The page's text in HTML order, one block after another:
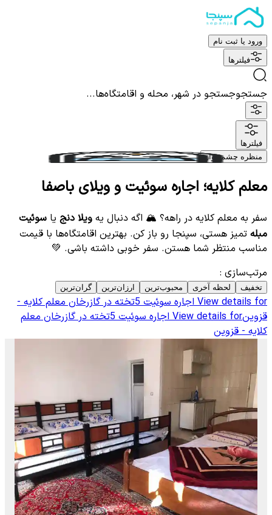
ورود یا ثبت نام
فیلترها
جستجوجستجو در شهر، محله و اقامتگاه‌ها...
فیلترها
منظره چشم نواز
معلم كلایه؛ اجاره سوئیت و ویلای باصفا
سفر به معلم کلایه در راهه؟ 🏔️ اگه دنبال یه ویلا دنج یا سوئیت
مبله تمیز هستی، سپنجا رو باز کن. بهترین اقامتگاه‌ها با قیمت
مناسب منتظر شما هستن. سفر خوبی داشته باشی. 💚
مرتب‌سازی :
تخفیف لحظه آخری محبوب‌ترین ارزان‌ترین گران‌ترین
View details for
اجاره سوئیت 5تخته در گازرخان معلم کلایه -
قزوینView details for
اجاره سوئیت 5تخته در گازرخان معلم
کلایه - قزوین